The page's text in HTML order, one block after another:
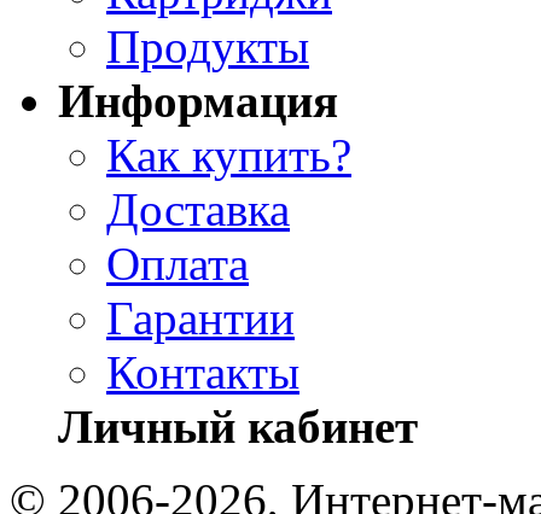
Продукты
Информация
Как купить?
Доставка
Оплата
Гарантии
Контакты
Личный кабинет
© 2006-2026, Интернет-